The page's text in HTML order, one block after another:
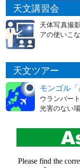
天文講習会
天体写真撮
アの使いこ
天文ツアー
モンゴル
ウランバー
光害のない